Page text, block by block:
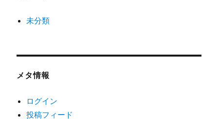
未分類
メタ情報
ログイン
投稿フィード